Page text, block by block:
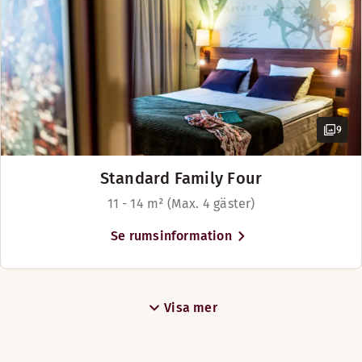
9
Standard Family Four
11 - 14 m² (Max. 4 gäster)
Se rumsinformation
Visa mer